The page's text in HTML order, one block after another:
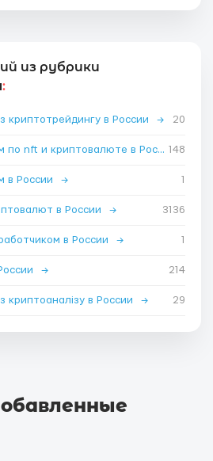
из рубрики
:
криптотрейдингу в России → 20
Работа Специалистом по nft и криптовалюте в России →
148
в России → 1
в России → 3136
в России → 1
→ 214
криптоаналізу в России → 29